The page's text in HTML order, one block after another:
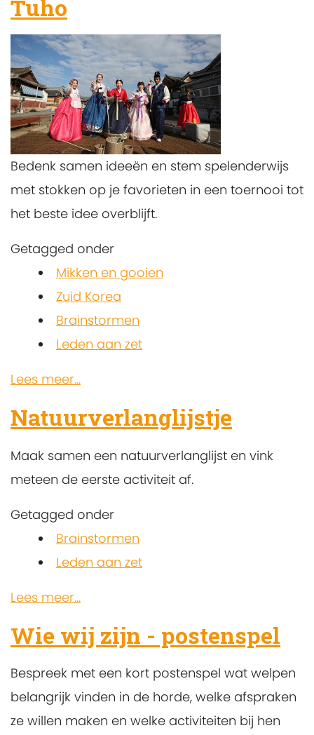
Tuho
Bedenk samen ideeën en stem spelenderwijs
met stokken op je favorieten in een toernooi tot
het beste idee overblijft.
Getagged onder
Mikken en gooien
Zuid Korea
Brainstormen
Leden aan zet
Lees meer...
Natuurverlanglijstje
Maak samen een natuurverlanglijst en vink
meteen de eerste activiteit af.
Getagged onder
Brainstormen
Leden aan zet
Lees meer...
Wie wij zijn - postenspel
Bespreek met een kort postenspel wat welpen
belangrijk vinden in de horde, welke afspraken
ze willen maken en welke activiteiten bij hen